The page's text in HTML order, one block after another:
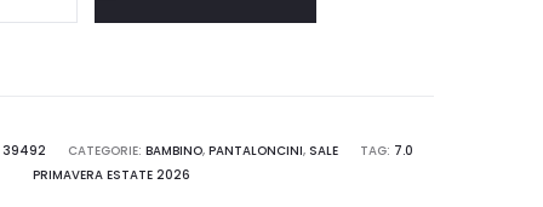
39492 CATEGORIE: BAMBINO, PANTALONCINI, SALE TAG: 7.0
PRIMAVERA ESTATE 2026